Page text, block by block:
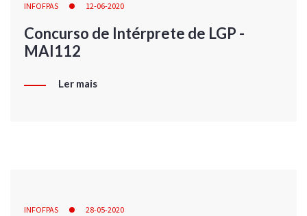
INFOFPAS 12-06-2020
Concurso de Intérprete de LGP -
MAI112
Ler mais
INFOFPAS 28-05-2020